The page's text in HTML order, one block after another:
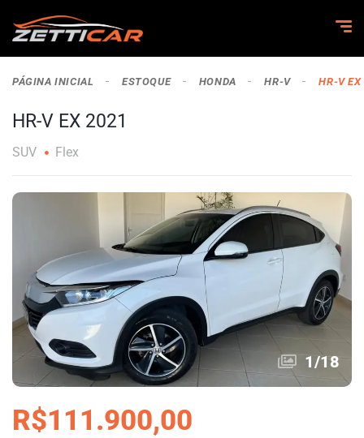
PÁGINA INICIAL ESTOQUE HONDA HR-V HR-V
HR-V EX 2021
SUV Flex
1/18
R$111.900,00